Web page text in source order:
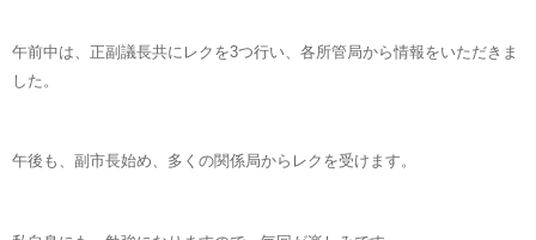
午前中は、正副議長共にレクを3つ行い、各所管局から情報をいただきま
した。
午後も、副市長始め、多くの関係局からレクを受けます。